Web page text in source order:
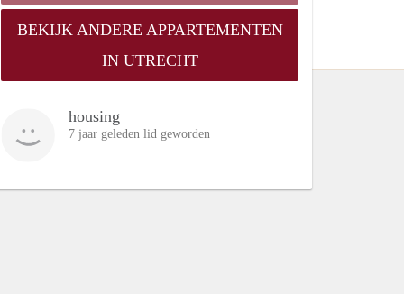
BEKIJK ANDERE APPARTEMENTEN
IN UTRECHT
housing
7 jaar geleden lid geworden